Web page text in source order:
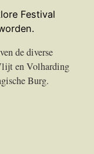
Festival
de diverse
en Volharding
Burg.